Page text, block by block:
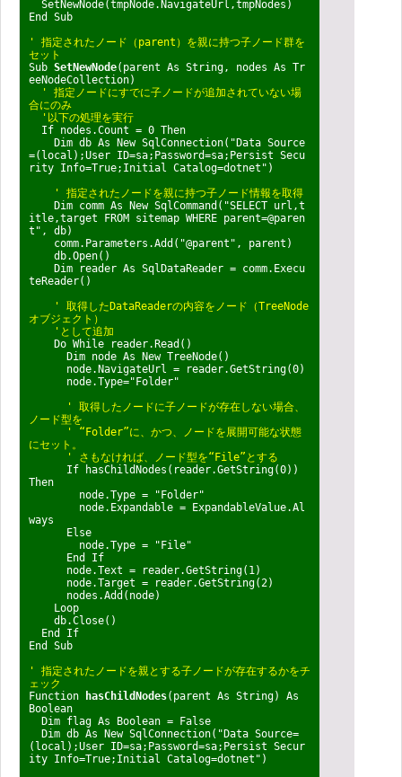
SetNewNode(tmpNode.NavigateUrl,tmpNodes)
End Sub
' 指定されたノード（parent）を親に持つ子ノード群を
セット
Sub SetNewNode(parent As String, nodes As Tr
eeNodeCollection)
' 指定ノードにすでに子ノードが追加されていない場
合にのみ
'以下の処理を実行
If nodes.Count = 0 Then
Dim db As New SqlConnection("Data Source
=(local);User ID=sa;Password=sa;Persist Secu
rity Info=True;Initial Catalog=dotnet")
' 指定されたノードを親に持つ子ノード情報を取得
Dim comm As New SqlCommand("SELECT url,t
itle,target FROM sitemap WHERE parent=@paren
t", db)
comm.Parameters.Add("@parent", parent)
db.Open()
Dim reader As SqlDataReader = comm.Execu
teReader()
' 取得したDataReaderの内容をノード（TreeNode
オブジェクト）
'として追加
Do While reader.Read()
Dim node As New TreeNode()
node.NavigateUrl = reader.GetString(0)
node.Type="Folder"
' 取得したノードに子ノードが存在しない場合、
ノード型を
' “Folder”に、かつ、ノードを展開可能な状態
にセット。
' さもなければ、ノード型を“File”とする
If hasChildNodes(reader.GetString(0))
Then
node.Type = "Folder"
node.Expandable = ExpandableValue.Al
ways
Else
node.Type = "File"
End If
node.Text = reader.GetString(1)
node.Target = reader.GetString(2)
nodes.Add(node)
Loop
db.Close()
End If
End Sub
' 指定されたノードを親とする子ノードが存在するかをチ
ェック
Function
hasChildNodes(parent As String) As
Boolean
Dim flag As Boolean = False
Dim db As New SqlConnection("Data Source=
(local);User ID=sa;Password=sa;Persist Secur
ity Info=True;Initial Catalog=dotnet")